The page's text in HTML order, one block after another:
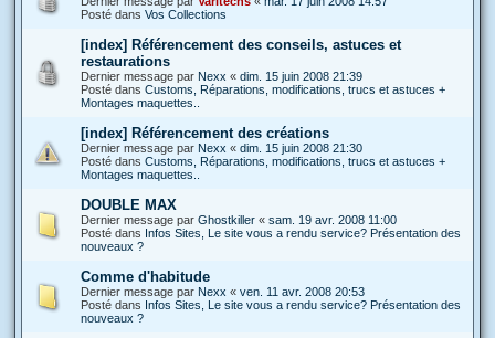
Posté dans Vos Collections
[index] Référencement des conseils, astuces et
restaurations
Dernier message par Nexx « dim. 15 juin 2008 21:39
Posté dans Customs, Réparations, modifications, trucs et astuces +
Montages maquettes..
[index] Référencement des créations
Dernier message par Nexx « dim. 15 juin 2008 21:30
Posté dans Customs, Réparations, modifications, trucs et astuces +
Montages maquettes..
DOUBLE MAX
Dernier message par Ghostkiller « sam. 19 avr. 2008 11:00
Posté dans Infos Sites, Le site vous a rendu service? Présentation des
nouveaux ?
Comme d'habitude
Dernier message par Nexx « ven. 11 avr. 2008 20:53
Posté dans Infos Sites, Le site vous a rendu service? Présentation des
nouveaux ?